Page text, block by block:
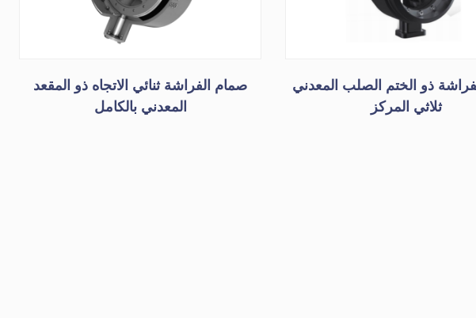
ذو الختم الصلب المعدني
ثلاثي المركز
صمام الفراشة ثنائي الاتجاه ذو المقعد
المعدني بالكامل